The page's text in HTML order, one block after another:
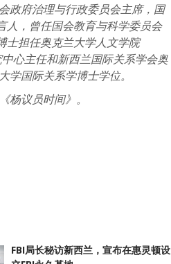
政府治理与行政委员会主席，国
人，曾任国会教育与科学委员会
士担任奥克兰大学人文学院
心主任和新西兰国际关系学会奥
学国际关系学博士学位。
《杨议员时间》。
FBI局长秘访新西兰，宣布在惠灵顿设